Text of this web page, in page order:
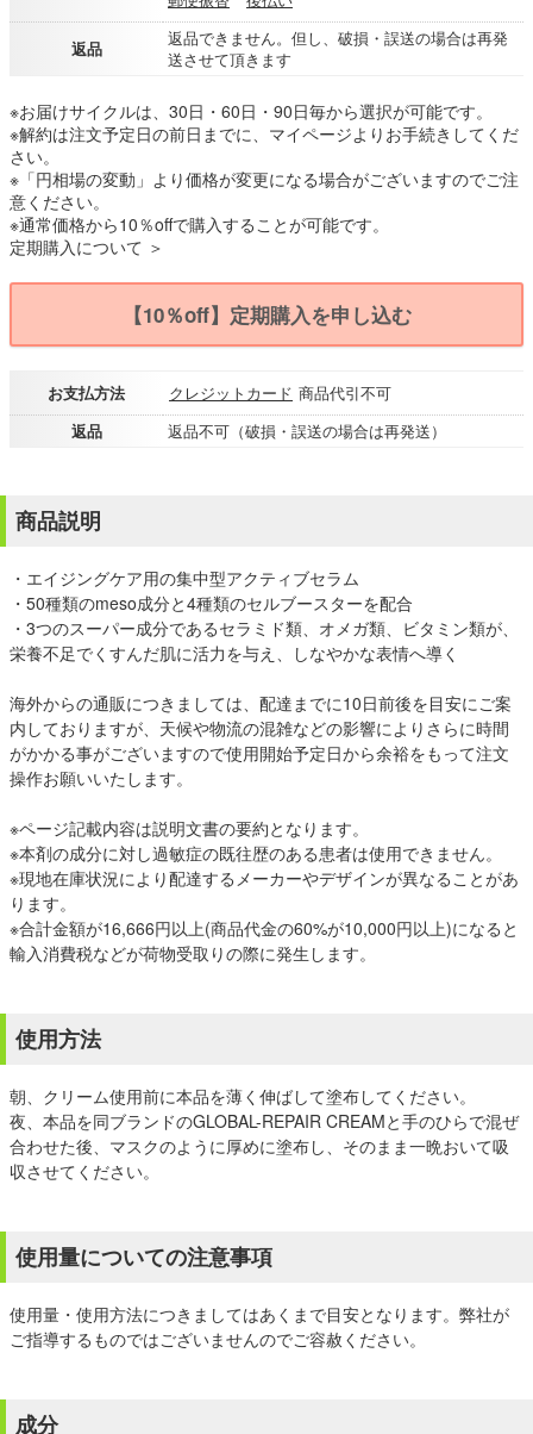
返品
返品できません。但し、破損・誤送の場合は再発
送させて頂きます
※お届けサイクルは、30日・60日・90日毎から選択が可能です。
※解約は注文予定日の前日までに、マイページよりお手続きしてくだ
さい。
※「円相場の変動」より価格が変更になる場合がございますのでご注
意ください。
※通常価格から10％offで購入することが可能です。
定期購入について ＞
【10％off】定期購入を申し込む
お支払方法 クレジットカード 商品代引不可
返品
返品不可（破損・誤送の場合は再発送）
商品説明
・エイジングケア用の集中型アクティブセラム
・50種類のmeso成分と4種類のセルブースターを配合
・3つのスーパー成分であるセラミド類、オメガ類、ビタミン類が、
栄養不足でくすんだ肌に活力を与え、しなやかな表情へ導く
海外からの通販につきましては、配達までに10日前後を目安にご案
内しておりますが、天候や物流の混雑などの影響によりさらに時間
がかかる事がございますので使用開始予定日から余裕をもって注文
操作お願いいたします。
※ページ記載内容は説明文書の要約となります。
※本剤の成分に対し過敏症の既往歴のある患者は使用できません。
※現地在庫状況により配達するメーカーやデザインが異なることがあ
ります。
※合計金額が16,666円以上(商品代金の60%が10,000円以上)になると
輸入消費税などが荷物受取りの際に発生します。
使用方法
朝、クリーム使用前に本品を薄く伸ばして塗布してください。
夜、本品を同ブランドのGLOBAL-REPAIR CREAMと手のひらで混ぜ
合わせた後、マスクのように厚めに塗布し、そのまま一晩おいて吸
収させてください。
使用量についての注意事項
使用量・使用方法につきましてはあくまで目安となります。弊社が
ご指導するものではございませんのでご容赦ください。
成分